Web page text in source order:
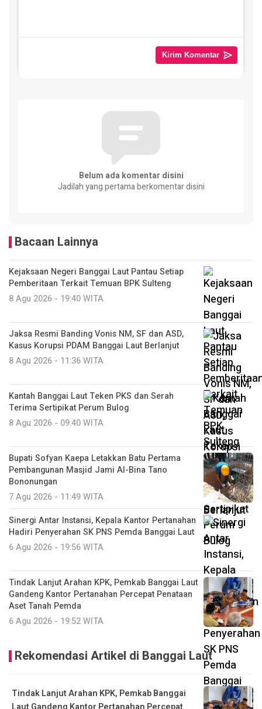
Belum ada komentar disini
Jadilah yang pertama berkomentar disini
Bacaan Lainnya
Kejaksaan Negeri Banggai Laut Pantau Setiap
Pemberitaan Terkait Temuan BPK Sulteng
8 Agu 2026 - 19:40 WITA
Jaksa Resmi Banding Vonis NM, SF dan ASD,
Kasus Korupsi PDAM Banggai Laut Berlanjut
8 Agu 2026 - 11:36 WITA
Kantah Banggai Laut Teken PKS dan Serah
Terima Sertipikat Perum Bulog
8 Agu 2026 - 09:40 WITA
Bupati Sofyan Kaepa Letakkan Batu Pertama
Pembangunan Masjid Jami Al-Bina Tano
Bononungan
7 Agu 2026 - 11:49 WITA
Sinergi Antar Instansi, Kepala Kantor Pertanahan
Hadiri Penyerahan SK PNS Pemda Banggai Laut
6 Agu 2026 - 19:56 WITA
Tindak Lanjut Arahan KPK, Pemkab Banggai Laut
Gandeng Kantor Pertanahan Percepat Penataan
Aset Tanah Pemda
6 Agu 2026 - 19:52 WITA
Rekomendasi Artikel di Banggai Laut
Tindak Lanjut Arahan KPK, Pemkab Banggai